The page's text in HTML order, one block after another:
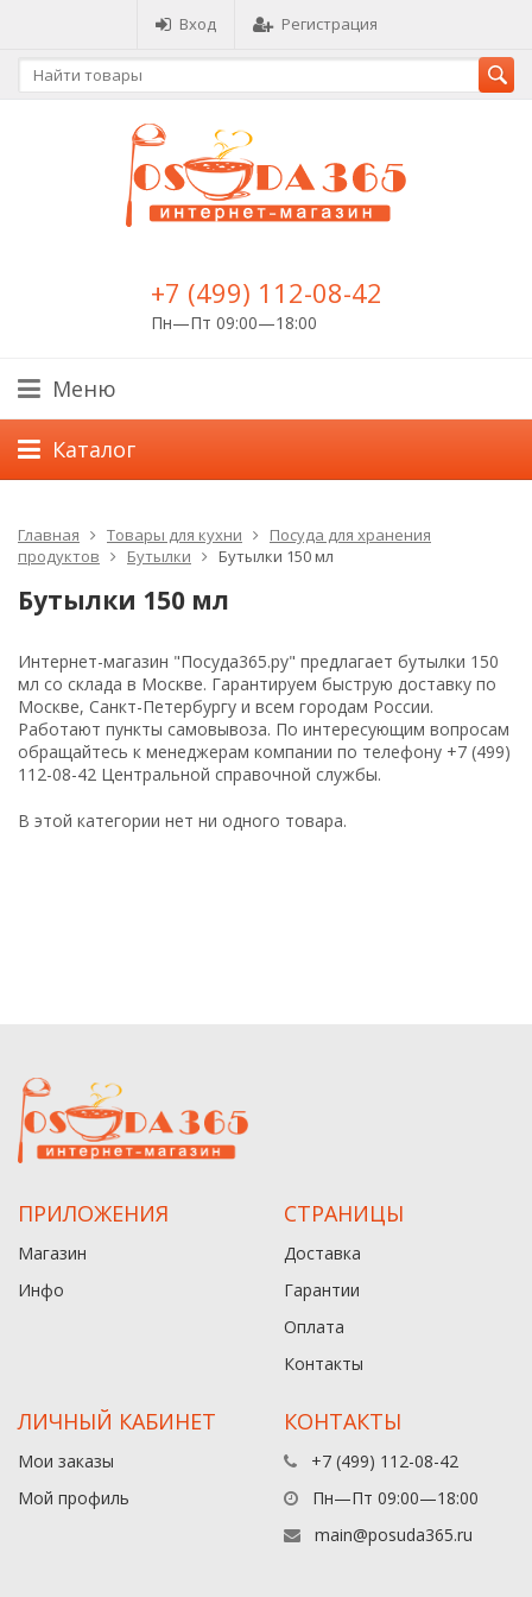
Вход Регистрация
+7 (499) 112-08-42
Пн—Пт 09:00—18:00
Меню
Каталог
Главная Товары для кухни
Посуда для хранения
продуктов
Бутылки Бутылки 150 мл
Бутылки 150 мл
Интернет-магазин "Посуда365.ру" предлагает бутылки 150
мл со склада в Москве. Гарантируем быструю доставку по
Москве, Санкт-Петербургу и всем городам России.
Работают пункты самовывоза. По интересующим вопросам
обращайтесь к менеджерам компании по телефону +7 (499)
112-08-42 Центральной справочной службы.
В этой категории нет ни одного товара.
ПРИЛОЖЕНИЯ
Магазин
Инфо
СТРАНИЦЫ
Доставка
Гарантии
Оплата
Контакты
ЛИЧНЫЙ КАБИНЕТ
Мои заказы
Мой профиль
КОНТАКТЫ
+7 (499) 112-08-42
Пн—Пт 09:00—18:00
main@posuda365.ru